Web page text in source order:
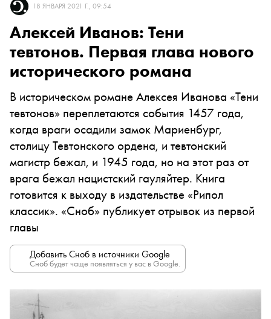
18 ЯНВАРЯ 2021 Г., 09:54
Алексей Иванов: Тени
тевтонов. Первая глава нового
исторического романа
В историческом романе Алексея Иванова «Тени
тевтонов» переплетаются события 1457 года,
когда враги осадили замок Мариенбург,
столицу Тевтонского ордена, и тевтонский
магистр бежал, и 1945 года, но на этот раз от
врага бежал нацистский гауляйтер. Книга
готовится к выходу в издательстве «Рипол
классик». «Сноб» публикует отрывок из первой
главы
Добавить Сноб в источники Google
Сноб будет чаще появляться у вас в Google.